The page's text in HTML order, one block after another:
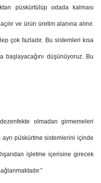
püskürtülüp odada kalması
ve ürün üretim alanına alınır.
çok fazladır. Bu sistemleri kısa
düşünüyoruz. Bu
olmadan girmemeleri
püskürtme sistemlerini içinde
işletme içerisine girecek